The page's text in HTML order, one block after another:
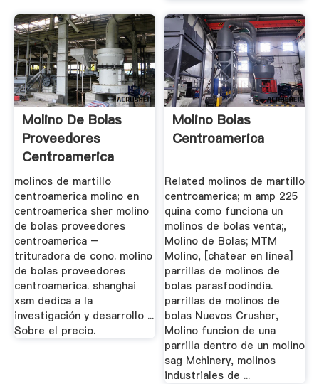
Molino De Bolas
Proveedores
Centroamerica
molinos de martillo
centroamerica molino en
centroamerica sher molino
de bolas proveedores
centroamerica –
trituradora de cono. molino
de bolas proveedores
centroamerica. shanghai
xsm dedica a la
investigación y desarrollo ...
Sobre el precio.
Molino Bolas
Centroamerica
Related molinos de martillo
centroamerica; m amp 225
quina como funciona un
molinos de bolas venta;,
Molino de Bolas; MTM
Molino, [chatear en línea]
parrillas de molinos de
bolas parasfoodindia.
parrillas de molinos de
bolas Nuevos Crusher,
Molino funcion de una
parrilla dentro de un molino
sag Mchinery, molinos
industriales de ...